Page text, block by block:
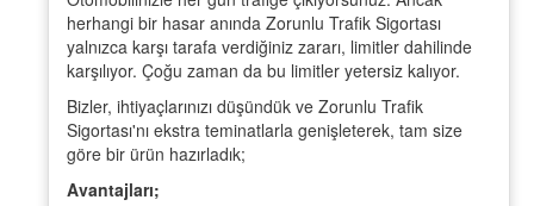
herhangi bir hasar anında Zorunlu Trafik Sigortası
yalnızca karşı tarafa verdiğiniz zararı, limitler dahilinde
karşılıyor. Çoğu zaman da bu limitler yetersiz kalıyor.
Bizler, ihtiyaçlarınızı düşündük ve Zorunlu Trafik
Sigortası'nı ekstra teminatlarla genişleterek, tam size
göre bir ürün hazırladık;
Avantajları;